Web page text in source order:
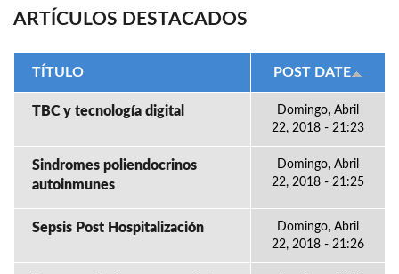
ARTÍCULOS DESTACADOS
TÍTULO POST DATE
TBC y tecnología digital
Domingo, Abril
22, 2018 - 21:23
Sindromes poliendocrinos
autoinmunes
Domingo, Abril
22, 2018 - 21:25
Sepsis Post Hospitalización
Domingo, Abril
22, 2018 - 21:26